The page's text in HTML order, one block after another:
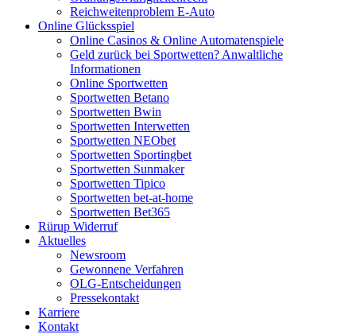
Reichweitenproblem E-Auto
Online Glücksspiel
Online Casinos & Online Automatenspiele
Geld zurück bei Sportwetten? Anwaltliche
Informationen
Online Sportwetten
Sportwetten Betano
Sportwetten Bwin
Sportwetten Interwetten
Sportwetten NEObet
Sportwetten Sportingbet
Sportwetten Sunmaker
Sportwetten Tipico
Sportwetten bet-at-home
Sportwetten Bet365
Rürup Widerruf
Aktuelles
Newsroom
Gewonnene Verfahren
OLG-Entscheidungen
Pressekontakt
Karriere
Kontakt